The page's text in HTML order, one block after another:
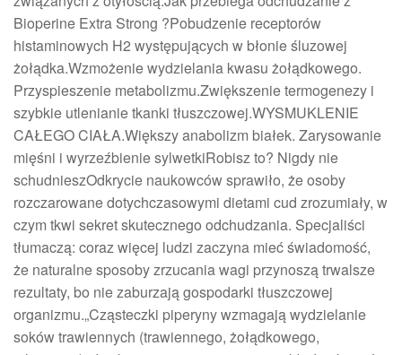
Bioperine Extra Strong ?Pobudzenie receptorów
histaminowych H2 występujących w błonie śluzowej
żołądka.Wzmożenie wydzielania kwasu żołądkowego.
Przyspieszenie metabolizmu.Zwiększenie termogenezy i
szybkie utlenianie tkanki tłuszczowej.WYSMUKLENIE
CAŁEGO CIAŁA.Większy anabolizm białek. Zarysowanie
mięśni i wyrzeźbienie sylwetkiRobisz to? Nigdy nie
schudnieszOdkrycie naukowców sprawiło, że osoby
rozczarowane dotychczasowymi dietami cud zrozumiały, w
czym tkwi sekret skutecznego odchudzania. Specjaliści
tłumaczą: coraz więcej ludzi zaczyna mieć świadomość,
że naturalne sposoby zrzucania wagi przynoszą trwalsze
rezultaty, bo nie zaburzają gospodarki tłuszczowej
organizmu.„Cząsteczki piperyny wzmagają wydzielanie
soków trawiennych (trawiennego, żołądkowego,